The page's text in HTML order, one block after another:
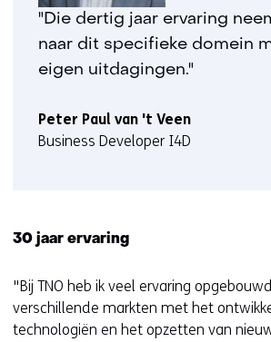
"Die dertig jaar ervaring
naar dit specifieke domein
eigen uitdagingen."
Peter Paul van 't Veen
Business Developer I4D
30 jaar ervaring
"Bij TNO heb ik veel ervaring
verschillende markten met het
technologiën en het opzetten van